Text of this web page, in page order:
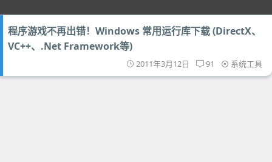
程序游戏不再出错！Windows 常用运行库下载 (DirectX、
VC++、.Net Framework等)
2011年3月12日 91 系统工具